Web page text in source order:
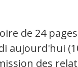
de 24
aujourd'hui
des